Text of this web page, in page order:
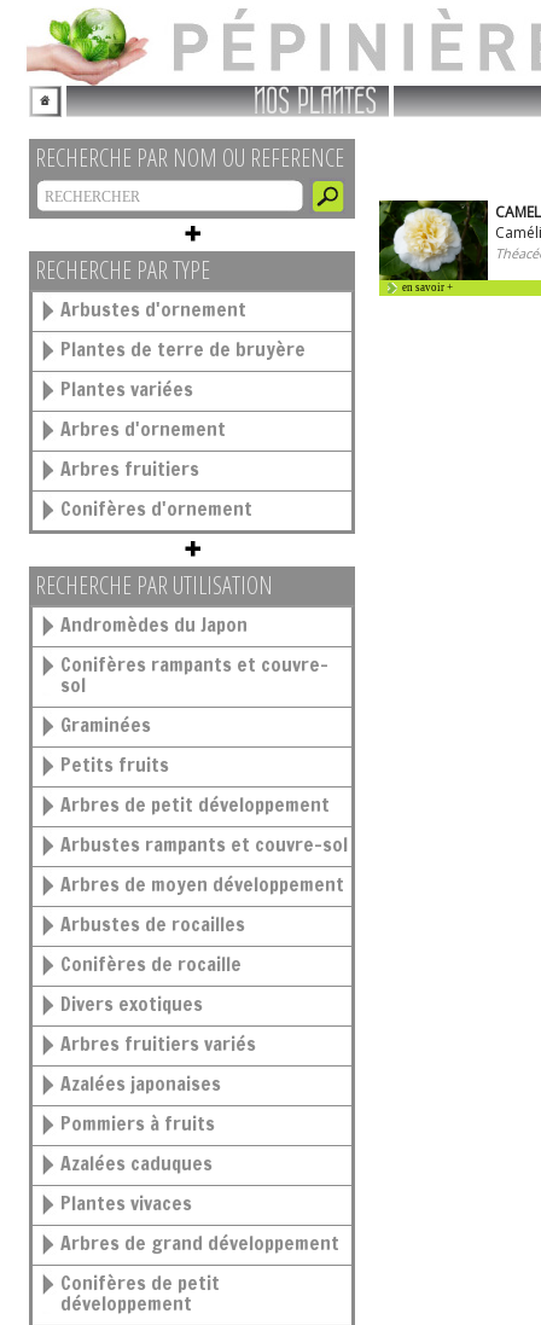
NOS PLANTES
RECHERCHE PAR NOM OU REFERENCE
RECHERCHE PAR TYPE
Arbustes d'ornement
Plantes de terre de bruyère
Plantes variées
Arbres d'ornement
Arbres fruitiers
Conifères d'ornement
RECHERCHE PAR UTILISATION
Andromèdes du Japon
Conifères rampants et couvre-
sol
Graminées
Petits fruits
Arbres de petit développement
Arbustes rampants et couvre-sol
Arbres de moyen développement
Arbustes de rocailles
Conifères de rocaille
Divers exotiques
Arbres fruitiers variés
Azalées japonaises
Pommiers à fruits
Azalées caduques
Plantes vivaces
Arbres de grand développement
Conifères de petit
développement
en savoir +